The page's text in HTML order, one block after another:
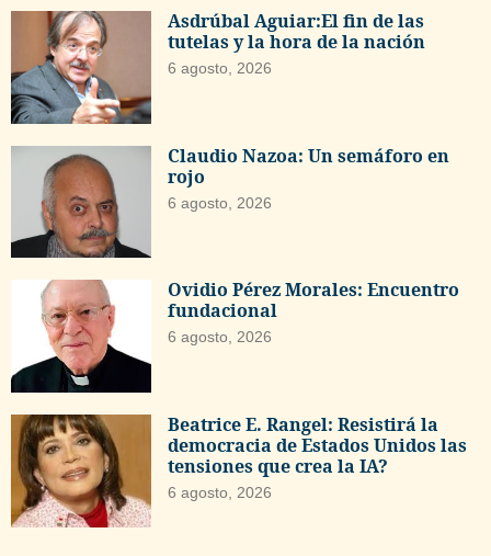
Asdrúbal Aguiar:El fin de las
tutelas y la hora de la nación
6 agosto, 2026
Claudio Nazoa: Un semáforo en
rojo
6 agosto, 2026
Ovidio Pérez Morales: Encuentro
fundacional
6 agosto, 2026
Beatrice E. Rangel: Resistirá la
democracia de Estados Unidos las
tensiones que crea la IA?
6 agosto, 2026